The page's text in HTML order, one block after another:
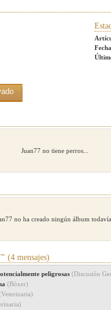
Juan77 no tiene perros...
no ha creado ningún álbum
(4 mensajes)
peligrosas (Discusión
(Bóxer)